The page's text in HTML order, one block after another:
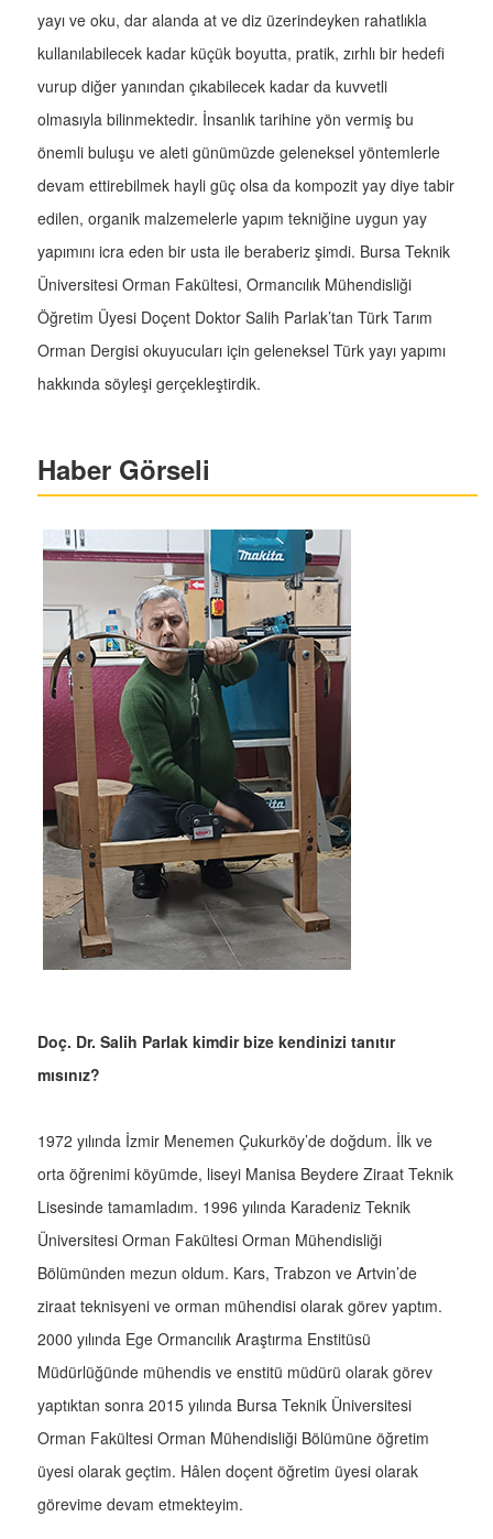
yayı ve oku, dar alanda at ve diz üzerindeyken rahatlıkla
kullanılabilecek kadar küçük boyutta, pratik, zırhlı bir hedefi
vurup diğer yanından çıkabilecek kadar da kuvvetli
olmasıyla bilinmektedir. İnsanlık tarihine yön vermiş bu
önemli buluşu ve aleti günümüzde geleneksel yöntemlerle
devam ettirebilmek hayli güç olsa da kompozit yay diye tabir
edilen, organik malzemelerle yapım tekniğine uygun yay
yapımını icra eden bir usta ile beraberiz şimdi. Bursa Teknik
Üniversitesi Orman Fakültesi, Ormancılık Mühendisliği
Öğretim Üyesi Doçent Doktor Salih Parlak’tan Türk Tarım
Orman Dergisi okuyucuları için geleneksel Türk yayı yapımı
hakkında söyleşi gerçekleştirdik.
Haber Görseli
Doç. Dr. Salih Parlak kimdir bize kendinizi tanıtır
mısınız?
1972 yılında İzmir Menemen Çukurköy’de doğdum. İlk ve
orta öğrenimi köyümde, liseyi Manisa Beydere Ziraat Teknik
Lisesinde tamamladım. 1996 yılında Karadeniz Teknik
Üniversitesi Orman Fakültesi Orman Mühendisliği
Bölümünden mezun oldum. Kars, Trabzon ve Artvin’de
ziraat teknisyeni ve orman mühendisi olarak görev yaptım.
2000 yılında Ege Ormancılık Araştırma Enstitüsü
Müdürlüğünde mühendis ve enstitü müdürü olarak görev
yaptıktan sonra 2015 yılında Bursa Teknik Üniversitesi
Orman Fakültesi Orman Mühendisliği Bölümüne öğretim
üyesi olarak geçtim. Hâlen doçent öğretim üyesi olarak
görevime devam etmekteyim.